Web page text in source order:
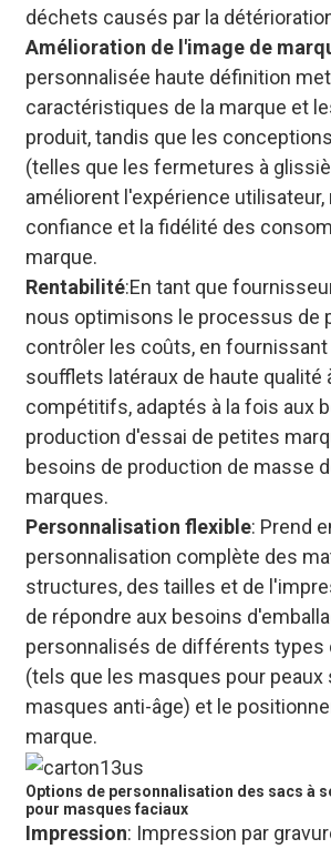
déchets causés par la
Amélioration de l'image de
personnalisée haute définition
caractéristiques de la marque et
produit, tandis que les
(telles que les fermetures à
améliorent l'expérience utilisateur,
confiance et la fidélité des
marque.
Rentabilité:En tant que
nous optimisons le processus de
contrôler les coûts, en
soufflets latéraux de haute qualité
compétitifs, adaptés à la fois aux
production d'essai de petites
besoins de production de masse
marques.
Personnalisation flexible: Prend
personnalisation complète des
structures, des tailles et de
de répondre aux besoins
personnalisés de différents types
(tels que les masques pour peaux
masques anti-âge) et le
marque.
Options de personnalisation des sacs à
pour masques faciaux
Impression: Impression par